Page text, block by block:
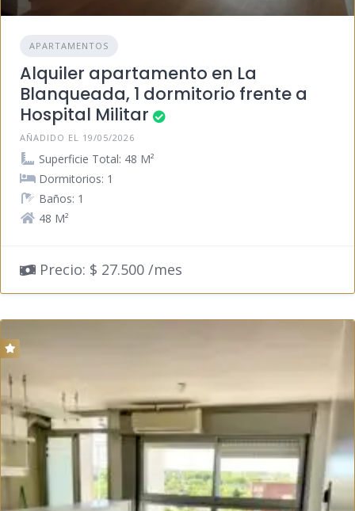
APARTAMENTOS
Alquiler apartamento en La
Blanqueada, 1 dormitorio frente a
Hospital Militar
AÑADIDO EL 19/05/2026
Superficie Total: 48 M²
Dormitorios: 1
Baños: 1
48 M²
Precio: $ 27.500 /mes